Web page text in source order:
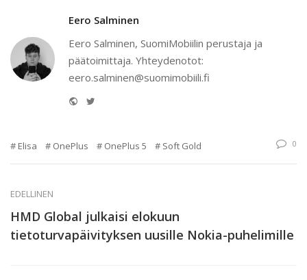
Eero Salminen
Eero Salminen, SuomiMobiilin perustaja ja
päätoimittaja. Yhteydenotot:
eero.salminen@suomimobiili.fi
Website
Elisa OnePlus OnePlus 5 Soft Gold 0
EDELLINEN
HMD Global julkaisi elokuun
tietoturvapäivityksen uusille Nokia-puhelimille